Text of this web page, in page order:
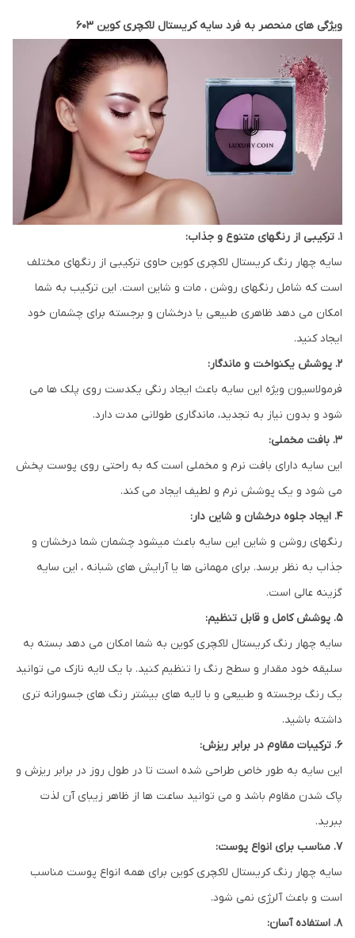
ویژگی های منحصر به فرد سایه کریستال لاکچری کوین 603
1. ترکیبی از رنگهای متنوع و جذاب:
سایه چهار رنگ کریستال لاکچری کوین حاوی ترکیبی از رنگهای مختلف
است که شامل رنگهای روشن ، مات و شاین است. این ترکیب به شما
امکان می دهد ظاهری طبیعی یا درخشان و برجسته برای چشمان خود
ایجاد کنید.
2. پوشش یکنواخت و ماندگار:
فرمولاسیون ویژه این سایه باعث ایجاد رنگی یکدست روی پلک ها می
شود و بدون نیاز به تجدید، ماندگاری طولانی مدت دارد.
3. بافت مخملی:
این سایه دارای بافت نرم و مخملی است که به راحتی روی پوست پخش
می شود و یک پوشش نرم و لطیف ایجاد می کند.
4. ایجاد جلوه درخشان و شاین دار:
رنگهای روشن و شاین این سایه باعث میشود چشمان شما درخشان و
جذاب به نظر برسد. برای مهمانی ها یا آرایش های شبانه ، این سایه
گزینه عالی است.
5. پوشش کامل و قابل تنظیم:
سایه چهار رنگ کریستال لاکچری کوین به شما امکان می دهد بسته به
سلیقه خود مقدار و سطح رنگ را تنظیم کنید. با یک لایه نازک می توانید
یک رنگ برجسته و طبیعی و با لایه های بیشتر رنگ های جسورانه تری
داشته باشید.
6. ترکیبات مقاوم در برابر ریزش:
این سایه به طور خاص طراحی شده است تا در طول روز در برابر ریزش و
پاک شدن مقاوم باشد و می توانید ساعت ها از ظاهر زیبای آن لذت
ببرید.
7. مناسب برای انواع پوست:
سایه چهار رنگ کریستال لاکچری کوین برای همه انواع پوست مناسب
است و باعث آلرژی نمی شود.
8. استفاده آسان: